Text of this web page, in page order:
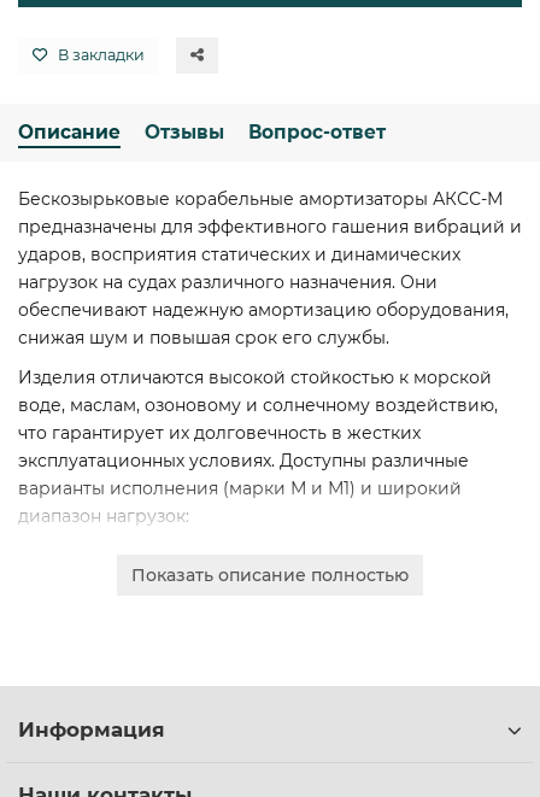
В закладки
Описание Отзывы Вопрос-ответ
Бескозырьковые корабельные амортизаторы АКСС-М
предназначены для эффективного гашения вибраций и
ударов, восприятия статических и динамических
нагрузок на судах различного назначения. Они
обеспечивают надежную амортизацию оборудования,
снижая шум и повышая срок его службы.
Изделия отличаются высокой стойкостью к морской
воде, маслам, озоновому и солнечному воздействию,
что гарантирует их долговечность в жестких
эксплуатационных условиях. Доступны различные
варианты исполнения (марки М и М1) и широкий
диапазон нагрузок:
Показать описание полностью
Информация